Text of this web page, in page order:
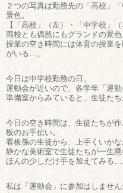
２つの写真は勤務先の「高校」
景色。
【「高校」（左）・「中学校」（
両校とも偶然にもグランドの景色
授業の空き時間には体育の授業
がいる…。
今日は中学校勤務の日。
運動会が近いので、各学年「運動
準備室からみていると、生徒た
今日の空き時間は、生徒たちが
板のお手伝い。
看板係の生徒から、上手くいか
静かな美術室で生徒たちが一生
ほんの少しだけ手を加えてみる…
私は「運動会」に参加はしませ